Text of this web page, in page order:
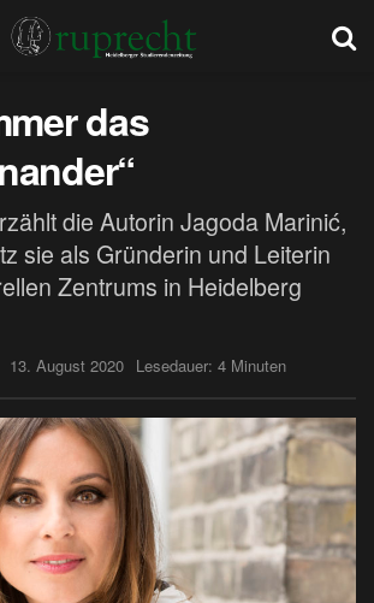
das
die Autorin Jagoda Marinić,
sie als Gründerin und Leiterin
Zentrums in Heidelberg
13. August 2020 Lesedauer: 4 Minuten